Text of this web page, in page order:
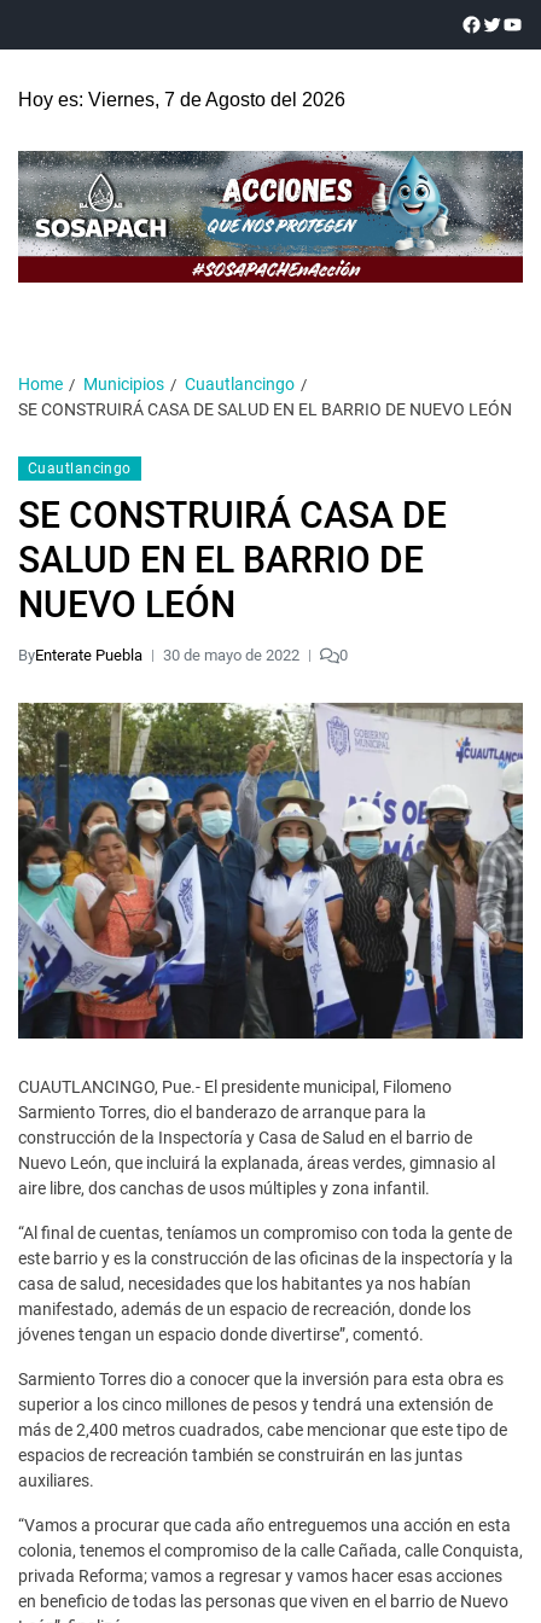
Hoy es: Viernes, 7 de Agosto del 2026
Home Municipios
Cuautlancingo
SE CONSTRUIRÁ CASA DE SALUD EN EL BARRIO DE NUEVO LEÓN
Cuautlancingo
SE CONSTRUIRÁ CASA DE
SALUD EN EL BARRIO DE
NUEVO LEÓN
ByEnterate Puebla 30 de mayo de 2022 0
CUAUTLANCINGO, Pue.- El presidente municipal, Filomeno
Sarmiento Torres, dio el banderazo de arranque para la
construcción de la Inspectoría y Casa de Salud en el barrio de
Nuevo León, que incluirá la explanada, áreas verdes, gimnasio al
aire libre, dos canchas de usos múltiples y zona infantil.
“Al final de cuentas, teníamos un compromiso con toda la gente de
este barrio y es la construcción de las oficinas de la inspectoría y la
casa de salud, necesidades que los habitantes ya nos habían
manifestado, además de un espacio de recreación, donde los
jóvenes tengan un espacio donde divertirse”, comentó.
Sarmiento Torres dio a conocer que la inversión para esta obra es
superior a los cinco millones de pesos y tendrá una extensión de
más de 2,400 metros cuadrados, cabe mencionar que este tipo de
espacios de recreación también se construirán en las juntas
auxiliares.
“Vamos a procurar que cada año entreguemos una acción en esta
colonia, tenemos el compromiso de la calle Cañada, calle Conquista,
privada Reforma; vamos a regresar y vamos hacer esas acciones
en beneficio de todas las personas que viven en el barrio de Nuevo